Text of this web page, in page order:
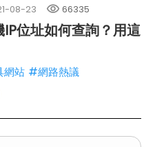
08-23 66335
IP位址如何查詢？用這
站 #網路熱議